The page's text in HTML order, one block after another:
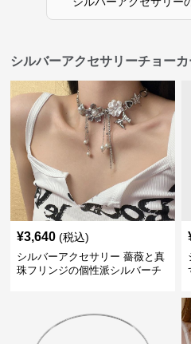
シルバーアクセサリーチョー
¥3,640 (税込)
シルバーアクセサリー 薔薇と真
珠フリンジの個性派シルバーチ